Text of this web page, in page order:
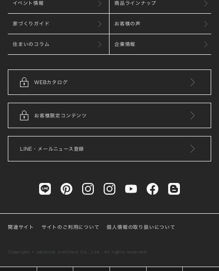
イベント情報 商品ラインナップ
家づくりガイド お客様の声
住まいのコラム 企業情報
WEBカタログ
お客様限定コンテンツ
LINE・メールニュース登録
関連サイト サイトのご利用について 個人情報の取り扱いについて
Copyright © advance architect Co., Ltd . All rights reserved